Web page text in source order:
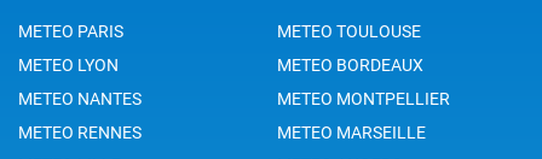
METEO PARIS
METEO TOULOUSE
METEO LYON
METEO BORDEAUX
METEO NANTES
METEO MONTPELLIER
METEO RENNES
METEO MARSEILLE